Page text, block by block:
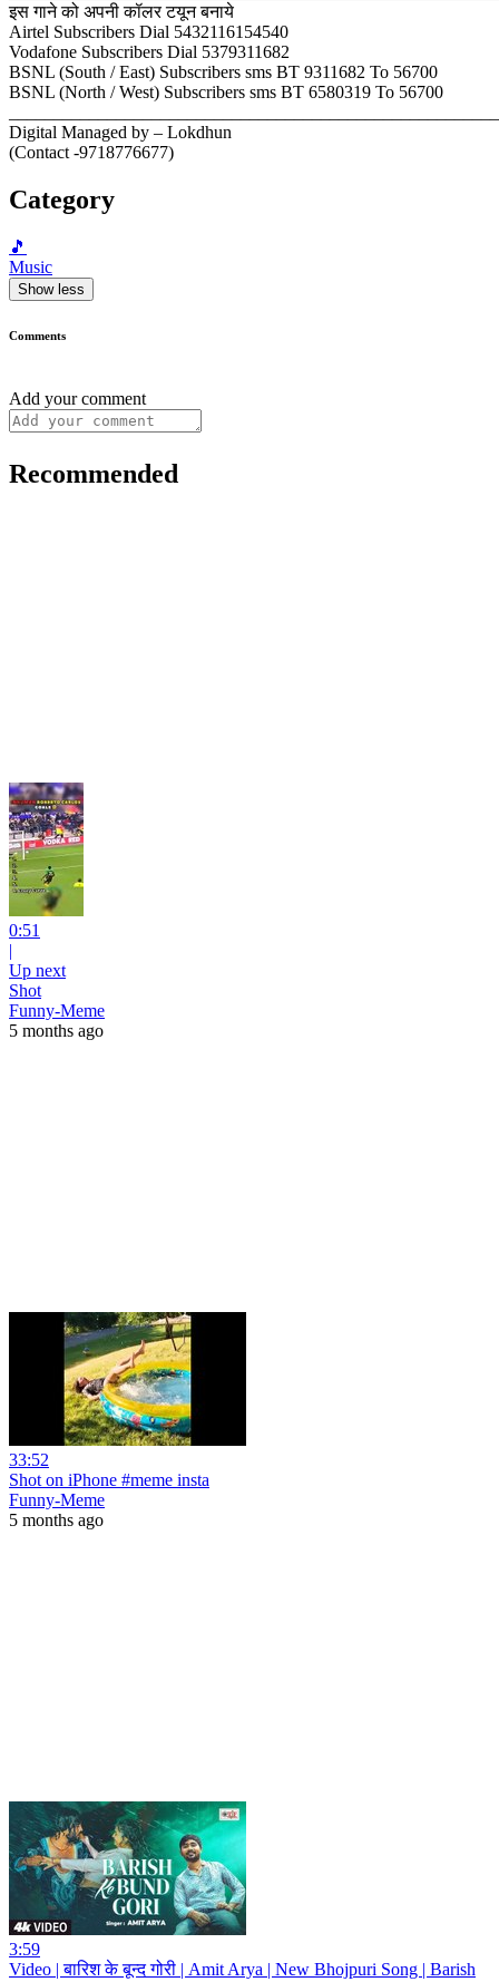
इस गाने को अपनी कॉलर टयून बनाये
Airtel Subscribers Dial 5432116154540
Vodafone Subscribers Dial 5379311682
BSNL (South / East) Subscribers sms BT 9311682 To 56700
BSNL (North / West) Subscribers sms BT 6580319 To 56700
Digital Managed by – Lokdhun
(Contact -9718776677)
Category
🎵
Music
Show less
Comments
Add your comment
Recommended
0:51
|
Up next
Shot
Funny-Meme
5 months ago
33:52
Shot on iPhone #meme insta
Funny-Meme
5 months ago
3:59
Video | बारिश के बून्द गोरी | Amit Arya | New Bhojpuri Song | Barish